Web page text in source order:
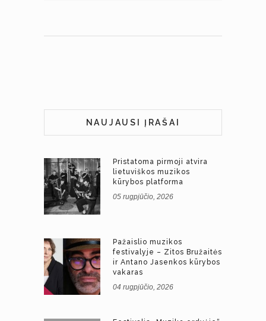
NAUJAUSI ĮRAŠAI
Pristatoma pirmoji atvira
lietuviškos muzikos
kūrybos platforma
05 rugpjūčio, 2026
Pažaislio muzikos
festivalyje – Zitos Bružaitės
ir Antano Jasenkos kūrybos
vakaras
04 rugpjūčio, 2026